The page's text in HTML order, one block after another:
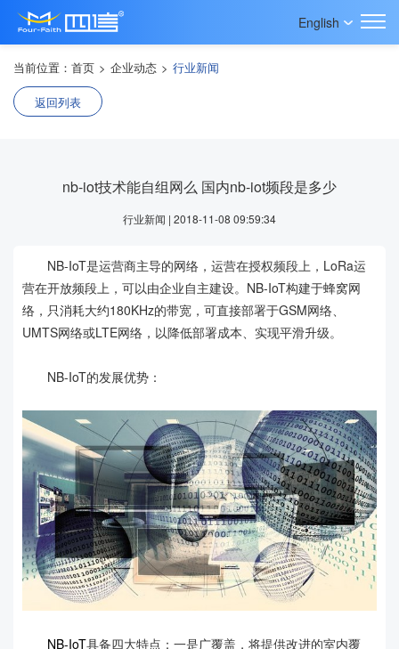
English
当前位置： 首页 > 企业动态 > 行业新闻
返回列表
nb-iot技术能自组网么 国内nb-iot频段是多少
行业新闻 | 2018-11-08 09:59:34
NB-IoT是运营商主导的网络，运营在授权频段上，LoRa运
营在开放频段上，可以由企业自主建设。NB-IoT构建于蜂窝网
络，只消耗大约180KHz的带宽，可直接部署于GSM网络、
UMTS网络或LTE网络，以降低部署成本、实现平滑升级。
NB-IoT的发展优势：
NB-IoT具备四大特点：一是广覆盖，将提供改进的室内覆